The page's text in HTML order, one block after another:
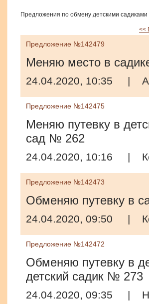
Предложения по обмену детскими
<<
Предложение №142479
Меняю место в
24.04.2020, 10:35 |
Предложение №142475
Меняю путевку в
сад № 262
24.04.2020, 10:16 |
Предложение №142473
Обменяю путевку в
24.04.2020, 09:50 |
Предложение №142472
Обменяю путевку в
детский садик № 273
24.04.2020, 09:35 |